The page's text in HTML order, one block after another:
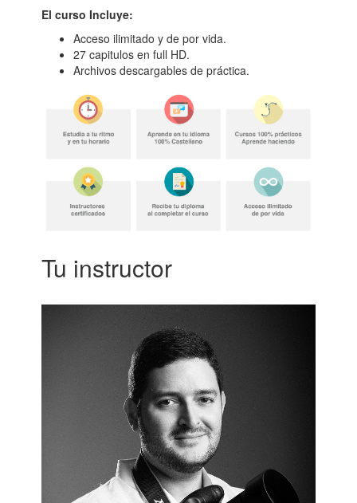
El curso Incluye:
Acceso ilimitado y de por vida.
27 capitulos en full HD.
Archivos descargables de práctica.
Tu instructor